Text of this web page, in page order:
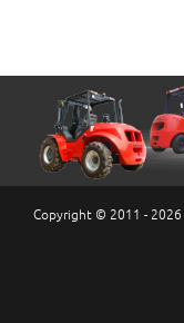
Copyright © 2011 - 2026